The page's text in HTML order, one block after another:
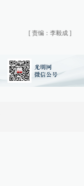
[ 责编：李毅成 ]